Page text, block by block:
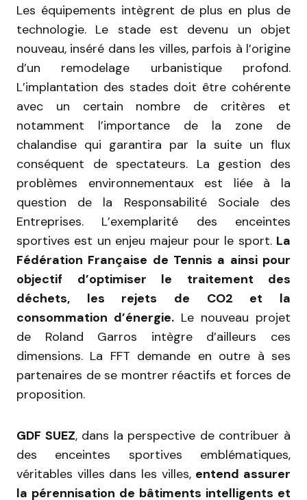
Les équipements intègrent de plus en plus de
technologie. Le stade est devenu un objet
nouveau, inséré dans les villes, parfois à l’origine
d’un remodelage urbanistique profond.
L’implantation des stades doit être cohérente
avec un certain nombre de critères et
notamment l’importance de la zone de
chalandise qui garantira par la suite un flux
conséquent de spectateurs. La gestion des
problèmes environnementaux est liée à la
question de la Responsabilité Sociale des
Entreprises. L’exemplarité des enceintes
sportives est un enjeu majeur pour le sport. La
Fédération Française de Tennis a ainsi pour
objectif d’optimiser le traitement des
déchets, les rejets de CO2 et la
consommation d’énergie. Le nouveau projet
de Roland Garros intègre d’ailleurs ces
dimensions. La FFT demande en outre à ses
partenaires de se montrer réactifs et forces de
proposition.
GDF SUEZ, dans la perspective de contribuer à
des enceintes sportives emblématiques,
véritables villes dans les villes, entend assurer
la pérennisation de bâtiments intelligents et